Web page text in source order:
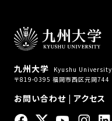
九州大学
Kyushu University
〒819-0395 福岡市西区元岡744
お問い合わせ| アクセス